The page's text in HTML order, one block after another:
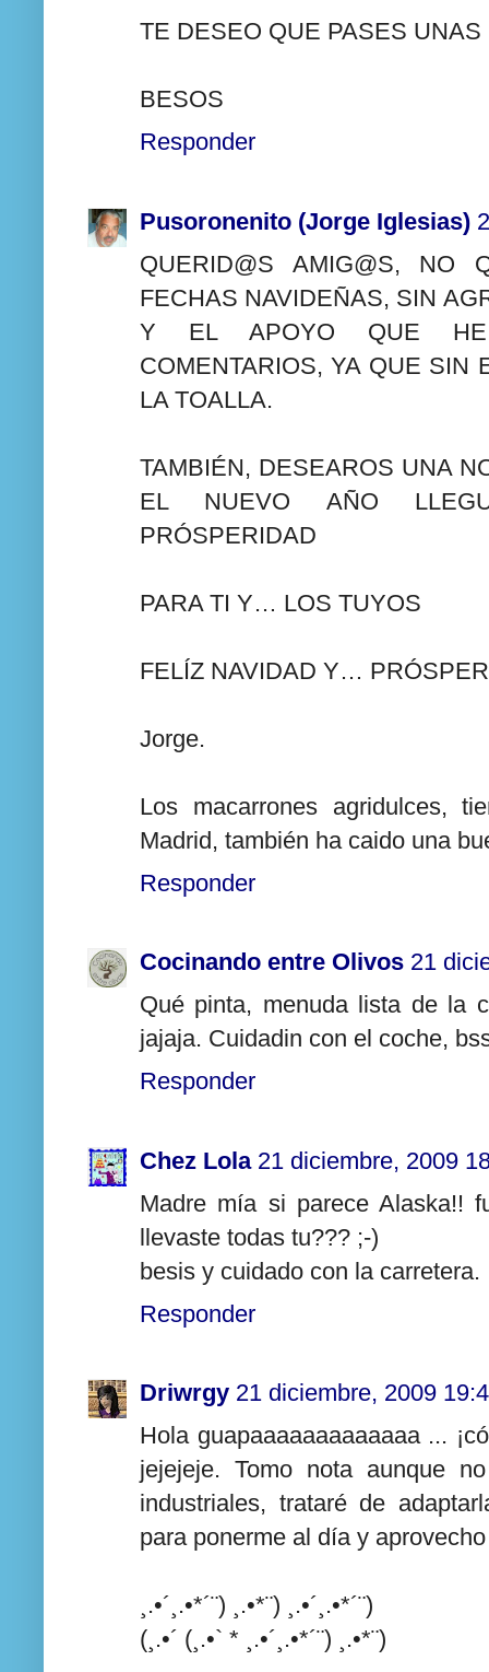
TE DESEO QUE PASES
BESOS
Responder
Pusoronenito (Jorge Iglesias)
QUERID@S AMIG@S, NO
FECHAS NAVIDEÑAS, SIN
Y EL APOYO QUE HE
COMENTARIOS, YA QUE SIN
LA TOALLA.
TAMBIÉN, DESEAROS UNA
EL NUEVO AÑO
PRÓSPERIDAD
PARA TI Y… LOS TUYOS
FELÍZ NAVIDAD Y…
Jorge.
Los macarrones agridulces,
Madrid, también ha caido una
Responder
Cocinando entre Olivos 21
Qué pinta, menuda lista de la
jajaja. Cuidadin con el coche,
Responder
Chez Lola 21 diciembre, 2009
Madre mía si parece Alaska!!
llevaste todas tu??? ;-)
besis y cuidado con la carretera.
Responder
Driwrgy 21 diciembre, 2009
Hola guapaaaaaaaaaaaaa ...
jejejeje. Tomo nota aunque
industriales, trataré de
para ponerme al día y
¸.•´¸.•*´¨) ¸.•*¨) ¸.•´¸.•*´¨)
(¸.•´ (¸.•` * ¸.•´¸.•*´¨) ¸.•*¨)